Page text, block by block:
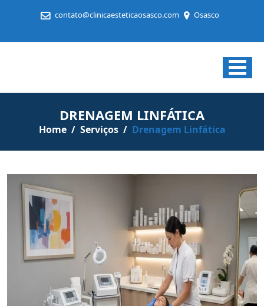
contato@clinicaesteticaosasco.com Osasco
DRENAGEM LINFÁTICA
Home / Serviços / Drenagem Linfática